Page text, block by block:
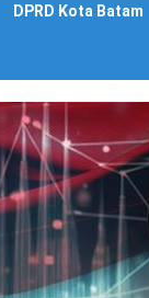
DPRD Kota Batam